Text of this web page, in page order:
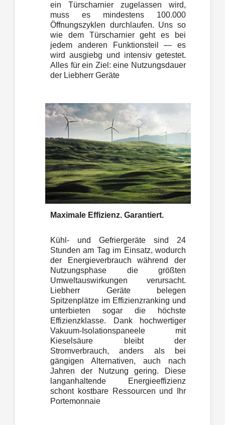
ein Türscharnier zugelassen wird,
muss es mindestens 100.000
Öffnungszyklen durchlaufen. Uns so
wie dem Türscharnier geht es bei
jedem anderen Funktionsteil — es
wird ausgiebg und intensiv getestet.
Alles für ein Ziel: eine Nutzungsdauer
der Liebherr Geräte
Maximale Effizienz. Garantiert.
Kühl- und Gefriergeräte sind 24
Stunden am Tag im Einsatz, wodurch
der Energieverbrauch während der
Nutzungsphase die größten
Umweltauswirkungen verursacht.
Liebherr Geräte belegen
Spitzenplätze im Effizienzranking und
unterbieten sogar die höchste
Effizienzklasse. Dank hochwertiger
Vakuum-Isolationspaneele mit
Kieselsäure bleibt der
Stromverbrauch, anders als bei
gängigen Alternativen, auch nach
Jahren der Nutzung gering. Diese
langanhaltende Energieeffizienz
schont kostbare Ressourcen und Ihr
Portemonnaie